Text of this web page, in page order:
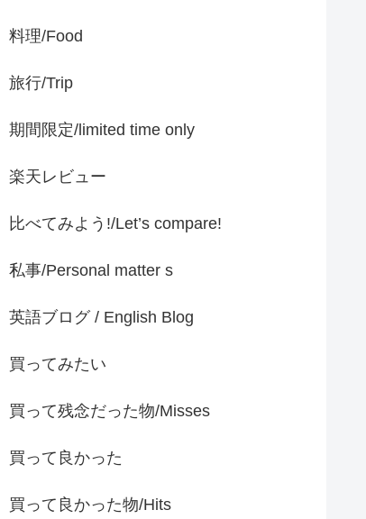
料理/Food
旅行/Trip
期間限定/limited time only
楽天レビュー
比べてみよう!/Let’s compare!
私事/Personal matter s
英語ブログ / English Blog
買ってみたい
買って残念だった物/Misses
買って良かった
買って良かった物/Hits